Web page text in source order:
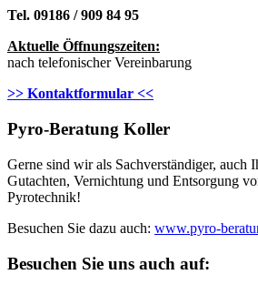
Tel. 09186 / 909 84 95
Aktuelle Öffnungszeiten:
nach telefonischer Vereinbarung
>> Kontaktformular <<
Pyro-Beratung Koller
Gerne sind wir als Sachverständiger, auch
Gutachten, Vernichtung und Entsorgung
Pyrotechnik!
Besuchen Sie dazu auch: www.pyro-
Besuchen Sie uns auch auf: